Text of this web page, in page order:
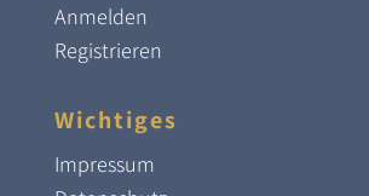
Anmelden
Registrieren
Wichtiges
Impressum